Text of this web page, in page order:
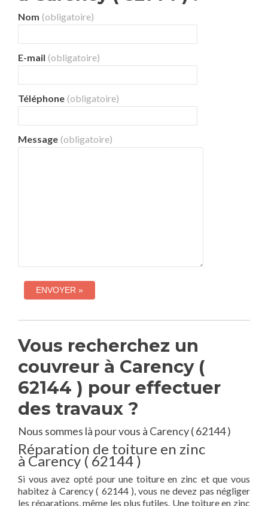
Nom (obligatoire)
E-mail (obligatoire)
Téléphone (obligatoire)
Message (obligatoire)
Vous recherchez un
couvreur à Carency (
62144 ) pour effectuer
des travaux ?
Nous sommes là pour vous à Carency ( 62144 )
Réparation de toiture en zinc
à Carency ( 62144 )
Si vous avez opté pour une toiture en zinc et que vous
habitez à Carency ( 62144 ), vous ne devez pas négliger
les réparations, même les plus futiles. Une toiture en zinc